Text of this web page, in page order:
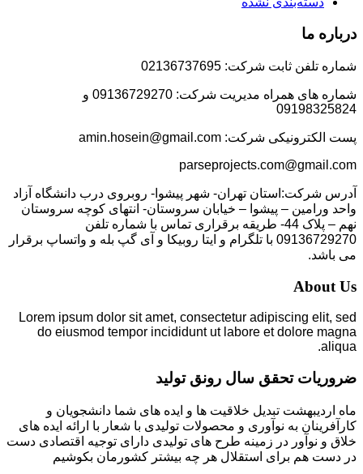
درباره ما
شماره تلفن ثابت شرکت: 02136737695
شماره های همراه مدیریت شرکت: 09136729270 و
09198325824
پست الکترونیکی شرکت: amin.hosein@gmail.com
parseprojects.com@gmail.com
آدرس شرکت:استان تهران- شهر پیشوا- روبروی درب دانشگاه آزاد
واحد ورامین – پیشوا – خیابان سروستان- انتهای کوچه سروستان
نهم – پلاک 44- طریقه برقراری تماس با شماره تلفن
09136729270 با تلگرام و ایتا روبیکا و آی گپ بله و واتساپ برقرار
می باشد.
About Us
Lorem ipsum dolor sit amet, consectetur adipiscing elit, sed
do eiusmod tempor incididunt ut labore et dolore magna
aliqua.
ضروریات تحقق سال رونق تولید
ماه اردیبهشت تبدیل خلاقیت ها و ایده های شما دانشجویان و
کارآفرینان به نوآوری و محصولات تولیدی با شعار با ارائه ایده های
خلاق و نوآور در زمینه طرح های تولیدی دارای توجیه اقتصادی دست
در دست هم برای استقلال هر چه بیشتر کشورمان بکوشیم